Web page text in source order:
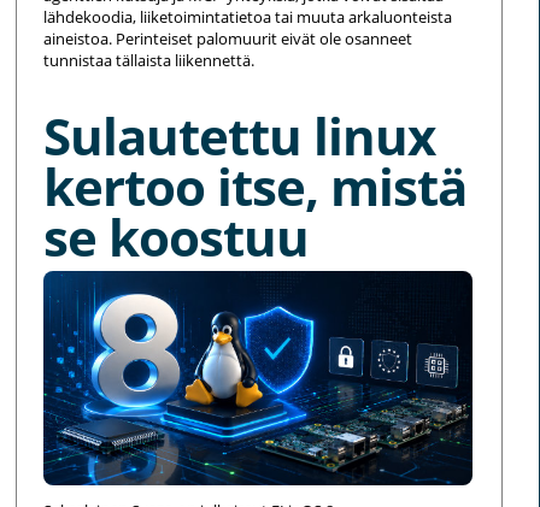
lähdekoodia, liiketoimintatietoa tai muuta arkaluonteista
aineistoa. Perinteiset palomuurit eivät ole osanneet
tunnistaa tällaista liikennettä.
Sulautettu linux
kertoo itse, mistä
se koostuu